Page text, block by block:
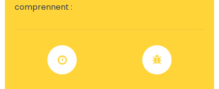
comprennent :